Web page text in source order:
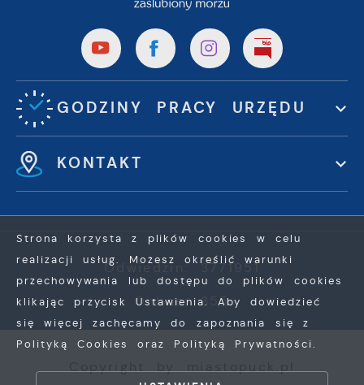
GODZINY PRACY URZĘDU
KONTAKT
Odwiedzin: 3771951
Online: 355
Strona korzysta z plików cookies w celu
realizacji usług. Możesz określić warunki
przechowywania lub dostępu do plików cookies
klikając przycisk Ustawienia. Aby dowiedzieć
się więcej zachęcamy do zapoznania się z
Polityką Cookies oraz Polityką Prywatności.
ZAPISZ WYBRANE